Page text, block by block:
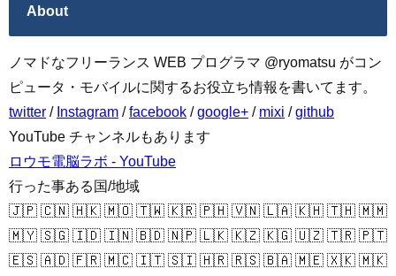
About
ノマドなフリーランス WEB プログラマ @ryomatsu がコン
ピュータ・モバイルに関するお役立ち情報を書いてます。
twitter / Instagram /facebook /google+ / mixi /github
YouTube チャンネルもあります
ロウモ電脳ラボ - YouTube
行った事ある国/地域
🇯🇵 🇨🇳 🇭🇰 🇲🇴 🇹🇼 🇰🇷 🇵🇭 🇻🇳 🇱🇦 🇰🇭 🇹🇭 🇲🇲
🇲🇾 🇸🇬 🇮🇩 🇮🇳 🇧🇩 🇳🇵 🇱🇰 🇰🇿 🇰🇬 🇺🇿 🇹🇷 🇵🇹
🇪🇸 🇦🇩 🇫🇷 🇲🇨 🇮🇹 🇸🇮 🇭🇷 🇷🇸 🇧🇦 🇲🇪 🇽🇰 🇲🇰